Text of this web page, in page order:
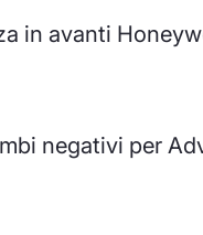
in avanti
negativi per